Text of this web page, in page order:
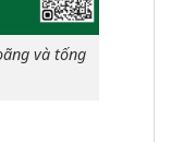
và tống